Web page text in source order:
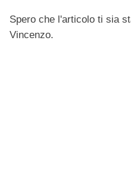
Spero che l'articolo ti sia
Vincenzo.